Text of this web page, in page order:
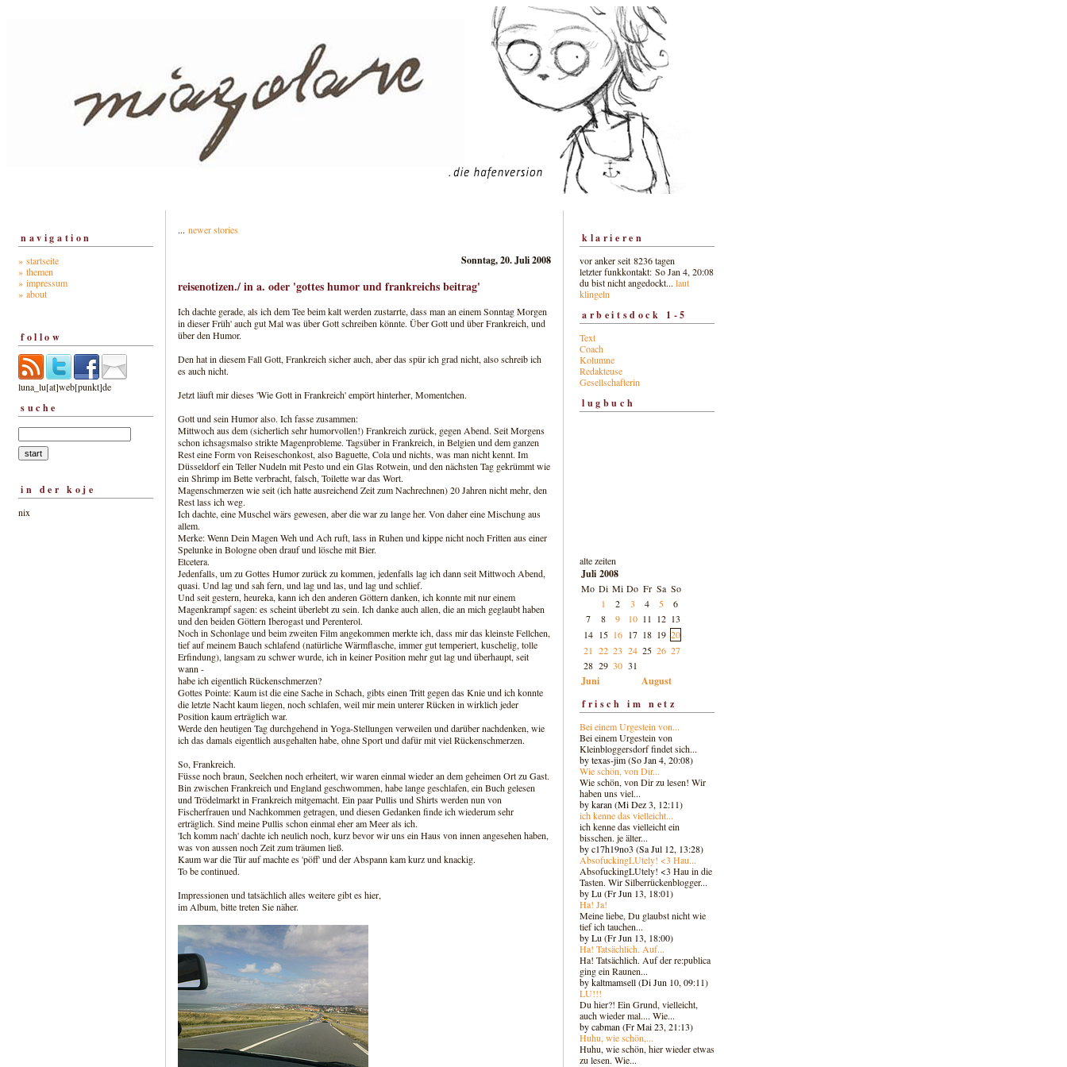
navigation
» startseite
» themen
» impressum
» about
follow
luna_lu[at]web[punkt]de
suche
in der koje
nix
... newer stories
Sonntag, 20. Juli 2008
reisenotizen./ in a. oder 'gottes humor und frankreichs beitrag'
Ich dachte gerade, als ich dem Tee beim kalt werden zustarrte, dass man an einem Sonntag Morgen
in dieser Früh' auch gut Mal was über Gott schreiben könnte. Über Gott und über Frankreich, und
über den Humor.
Den hat in diesem Fall Gott, Frankreich sicher auch, aber das spür ich grad nicht, also schreib ich
es auch nicht.
Jetzt läuft mir dieses 'Wie Gott in Frankreich' empört hinterher, Momentchen.
Gott und sein Humor also. Ich fasse zusammen:
Mittwoch aus dem (sicherlich sehr humorvollen!) Frankreich zurück, gegen Abend. Seit Morgens
schon ichsagsmalso strikte Magenprobleme. Tagsüber in Frankreich, in Belgien und dem ganzen
Rest eine Form von Reiseschonkost, also Baguette, Cola und nichts, was man nicht kennt. Im
Düsseldorf ein Teller Nudeln mit Pesto und ein Glas Rotwein, und den nächsten Tag gekrümmt wie
ein Shrimp im Bette verbracht, falsch, Toilette war das Wort.
Magenschmerzen wie seit (ich hatte ausreichend Zeit zum Nachrechnen) 20 Jahren nicht mehr, den
Rest lass ich weg.
Ich dachte, eine Muschel wärs gewesen, aber die war zu lange her. Von daher eine Mischung aus
allem.
Merke: Wenn Dein Magen Weh und Ach ruft, lass in Ruhen und kippe nicht noch Fritten aus einer
Spelunke in Bologne oben drauf und lösche mit Bier.
Etcetera.
Jedenfalls, um zu Gottes Humor zurück zu kommen, jedenfalls lag ich dann seit Mittwoch Abend,
quasi. Und lag und sah fern, und lag und las, und lag und schlief.
Und seit gestern, heureka, kann ich den anderen Göttern danken, ich konnte mit nur einem
Magenkrampf sagen: es scheint überlebt zu sein. Ich danke auch allen, die an mich geglaubt haben
und den beiden Göttern Iberogast und Perenterol.
Noch in Schonlage und beim zweiten Film angekommen merkte ich, dass mir das kleinste Fellchen,
tief auf meinem Bauch schlafend (natürliche Wärmflasche, immer gut temperiert, kuschelig, tolle
Erfindung), langsam zu schwer wurde, ich in keiner Position mehr gut lag und überhaupt, seit
wann -
habe ich eigentlich Rückenschmerzen?
Gottes Pointe: Kaum ist die eine Sache in Schach, gibts einen Tritt gegen das Knie und ich konnte
die letzte Nacht kaum liegen, noch schlafen, weil mir mein unterer Rücken in wirklich jeder
Position kaum erträglich war.
Werde den heutigen Tag durchgehend in Yoga-Stellungen verweilen und darüber nachdenken, wie
ich das damals eigentlich ausgehalten habe, ohne Sport und dafür mit viel Rückenschmerzen.
So, Frankreich.
Füsse noch braun, Seelchen noch erheitert, wir waren einmal wieder an dem geheimen Ort zu Gast.
Bin zwischen Frankreich und England geschwommen, habe lange geschlafen, ein Buch gelesen
und Trödelmarkt in Frankreich mitgemacht. Ein paar Pullis und Shirts werden nun von
Fischerfrauen und Nachkommen getragen, und diesen Gedanken finde ich wiederum sehr
erträglich. Sind meine Pullis schon einmal eher am Meer als ich.
'Ich komm nach' dachte ich neulich noch, kurz bevor wir uns ein Haus von innen angesehen haben,
was von aussen noch Zeit zum träumen ließ.
Kaum war die Tür auf machte es 'pöff' und der Abspann kam kurz und knackig.
To be continued.
Impressionen und tatsächlich alles weitere gibt es hier,
im Album, bitte treten Sie näher.
klarieren
vor anker seit 8236 tagen
letzter funkkontakt: So Jan 4, 20:08
du bist nicht angedockt... laut
klingeln
arbeitsdock 1-5
Text
Coach
Kolumne
Redakteuse
Gesellschafterin
lugbuch
alte zeiten
Juli 2008
Mo Di Mi Do Fr Sa So
1
2 3 4 5
6
7
8 9 10 11 12 13
14 15 16 17 18 19 20
21 22 23 24 25 26 27
28 29 30 31
Juni
August
frisch im netz
Bei einem Urgestein von...
Bei einem Urgestein von
Kleinbloggersdorf findet sich...
by texas-jim (So Jan 4, 20:08)
Wie schön, von Dir...
Wie schön, von Dir zu lesen! Wir
haben uns viel...
by karan (Mi Dez 3, 12:11)
ich kenne das vielleicht...
ich kenne das vielleicht ein
bisschen. je älter...
by c17h19no3 (Sa Jul 12, 13:28)
AbsofuckingLUtely! <3 Hau...
AbsofuckingLUtely! <3 Hau in die
Tasten. Wir Silberrückenblogger...
by Lu (Fr Jun 13, 18:01)
Ha! Ja!
Meine liebe, Du glaubst nicht wie
tief ich tauchen...
by Lu (Fr Jun 13, 18:00)
Ha! Tatsächlich. Auf...
Ha! Tatsächlich. Auf der re:publica
ging ein Raunen...
by kaltmamsell (Di Jun 10, 09:11)
LU!!!
Du hier?! Ein Grund, vielleicht,
auch wieder mal.... Wie...
by cabman (Fr Mai 23, 21:13)
Huhu, wie schön,...
Huhu, wie schön, hier wieder etwas
zu lesen. Wie...